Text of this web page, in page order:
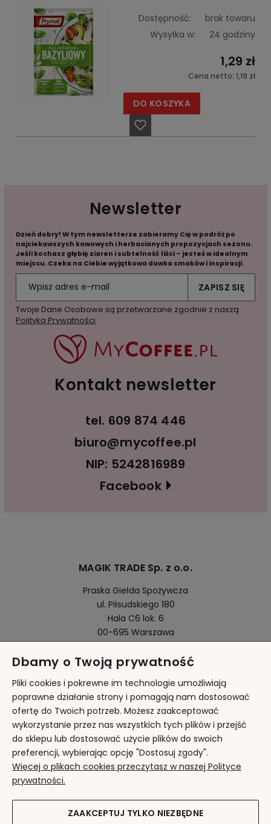
Dostępność:
brak towaru
Wysyłka w:
24 godziny
1,29 zł
Cena netto: 1,19 zł
DO KOSZYKA
Newsletter
Dzień dobry! W tym newsletterze zabieramy Cię w podróż po
najciekawszych kawowych i herbacianych propozycjach sezonu.
Jeśli kochasz głębię ziaren i subtelność liści – jesteś w idealnym
miejscu. Czeka na Ciebie wyjątkowa dawka smaków i inspiracji.
ZAPISZ SIĘ
Twoje Dane Osobowe są przetwarzane zgodnie z naszą
Polityką Prywatności
Kontakt newsletter
tel. 609 874 446
biuro@mycoffee.pl
NIP: 5242816989
Facebook
MAGIK TRADE Sp. z o.o.
Praska Giełda Spożywcza
ul. Piłsudskiego 180
Hala C6 lok. 6
00-695 Warszawa
Pomoc
Moje konto
Płatności i dostawa
Informacje
O nas
Dbamy o Twoją prywatność
Pliki cookies i pokrewne im technologie umożliwiają
poprawne działanie strony i pomagają nam dostosować
ofertę do Twoich potrzeb. Możesz zaakceptować
wykorzystanie przez nas wszystkich tych plików i przejść
do sklepu lub dostosować użycie plików do swoich
preferencji, wybierając opcję "Dostosuj zgody".
Więcej o plikach cookies przeczytasz w naszej Polityce
prywatności.
ZAAKCEPTUJ TYLKO NIEZBĘDNE